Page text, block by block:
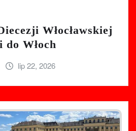
Włocławskiej
Włoch
lip 22, 2026